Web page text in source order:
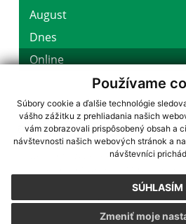
Používame
Súbory cookie a ďalšie technológie
vášho zážitku z prehliadania našich
vám zobrazovali prispôsobený obsah a
návštevnosti našich webových stránok a
návštevníci
SÚHLASÍM
Zmeniť moje
využite možnosť získavania
CMS systém (redakčný) systém
webex.digital, s.r.o.,
Posledná aktualizácia: